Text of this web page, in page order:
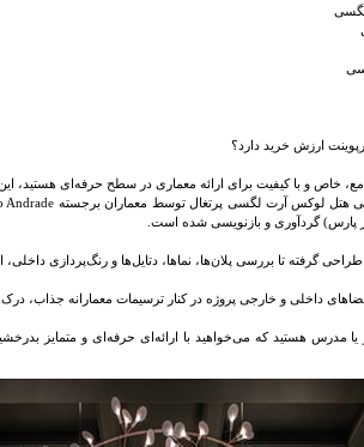
لگسی
ارزش خرید دارد؟
خاص و با کیفیت برای ارائه‌ معماری در سطح حرفه‌ای هستید،
پارس) گردآوری و بازنویسی شده است.
گرفته تا بررسی پلان‌ها، نماها، دتایل‌ها و رنگ‌پردازی داخلی،
داخلی و خارجی پروژه در کنار ترسیمات معمارانه جذاب،
مدرس هستید که می‌خواهید با ارائه‌ای حرفه‌ای و متمایز